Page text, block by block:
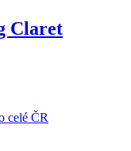
Claret
celé ČR